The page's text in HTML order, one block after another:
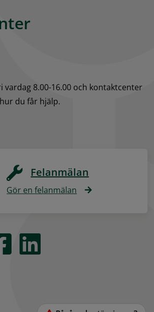
8.00-16.00 och kontaktcenter
du får hjälp.
Felanmälan
Gör en felanmälan